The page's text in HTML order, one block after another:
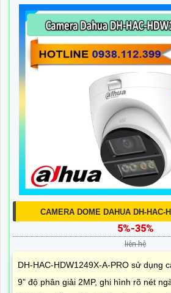
CAMERA DOME DAHUA DH-HAC-
5%-35%
liên hệ
DH-HAC-HDW1249X-A-PRO sử dụng
9” độ phân giải 2MP, ghi hình rõ nét